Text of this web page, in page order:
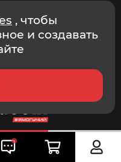
8 августа
, чтобы
и создавать
оборудования в
ИНН 9705203493, 2026
г. Москва.